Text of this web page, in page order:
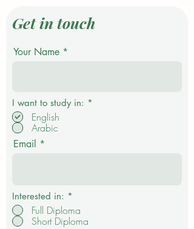
Get in touch
Your Name
I want to study in: *
English
Arabic
Email
Interested in: *
Full Diploma
Short Diploma